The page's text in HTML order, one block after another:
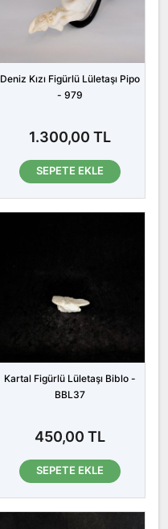
Deniz Kızı Figürlü Lületaşı Pipo
- 979
1.300,00 TL
SEPETE EKLE
Kartal Figürlü Lületaşı Biblo -
BBL37
450,00 TL
SEPETE EKLE